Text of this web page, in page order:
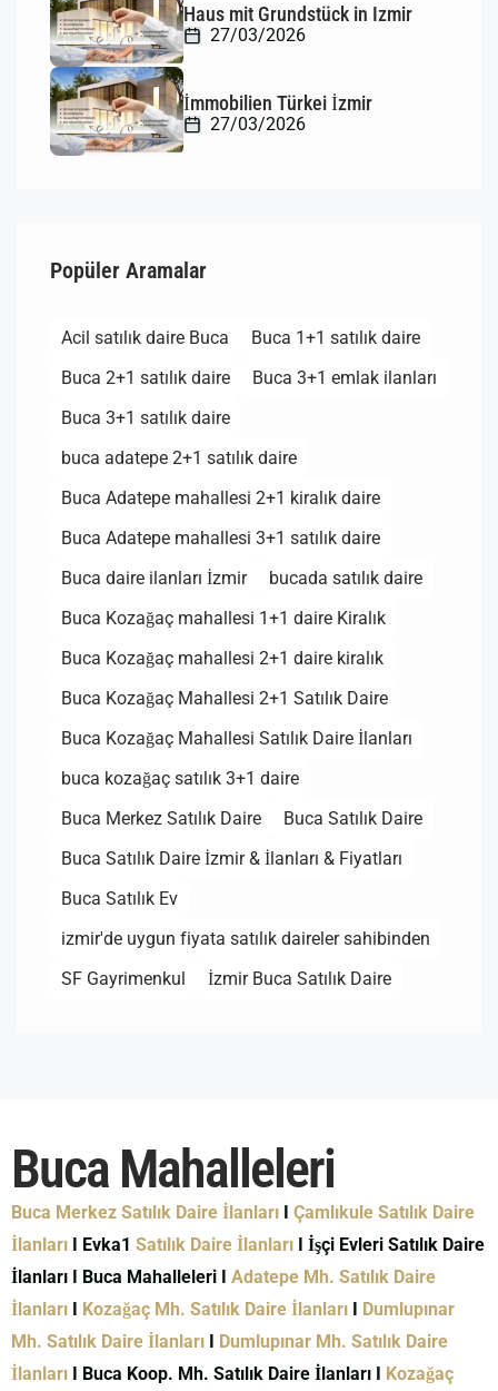
Haus mit Grundstück in Izmir
27/03/2026
İmmobilien Türkei İzmir
27/03/2026
Popüler Aramalar
Acil satılık daire Buca
Buca 1+1 satılık daire
Buca 2+1 satılık daire
Buca 3+1 emlak ilanları
Buca 3+1 satılık daire
buca adatepe 2+1 satılık daire
Buca Adatepe mahallesi 2+1 kiralık daire
Buca Adatepe mahallesi 3+1 satılık daire
Buca daire ilanları İzmir
bucada satılık daire
Buca Kozağaç mahallesi 1+1 daire Kiralık
Buca Kozağaç mahallesi 2+1 daire kiralık
Buca Kozağaç Mahallesi 2+1 Satılık Daire
Buca Kozağaç Mahallesi Satılık Daire İlanları
buca kozağaç satılık 3+1 daire
Buca Merkez Satılık Daire
Buca Satılık Daire
Buca Satılık Daire İzmir & İlanları & Fiyatları
Buca Satılık Ev
izmir'de uygun fiyata satılık daireler sahibinden
SF Gayrimenkul
İzmir Buca Satılık Daire
Buca Mahalleleri
Buca Merkez Satılık Daire İlanları I Çamlıkule Satılık Daire
İlanları I Evka1 Satılık Daire İlanları I İşçi Evleri Satılık Daire
İlanları I Buca Mahalleleri I Adatepe Mh. Satılık Daire
İlanları I Kozağaç Mh. Satılık Daire İlanları I Dumlupınar
Mh. Satılık Daire İlanları I Dumlupınar Mh. Satılık Daire
İlanları I Buca Koop. Mh. Satılık Daire İlanları I Kozağaç